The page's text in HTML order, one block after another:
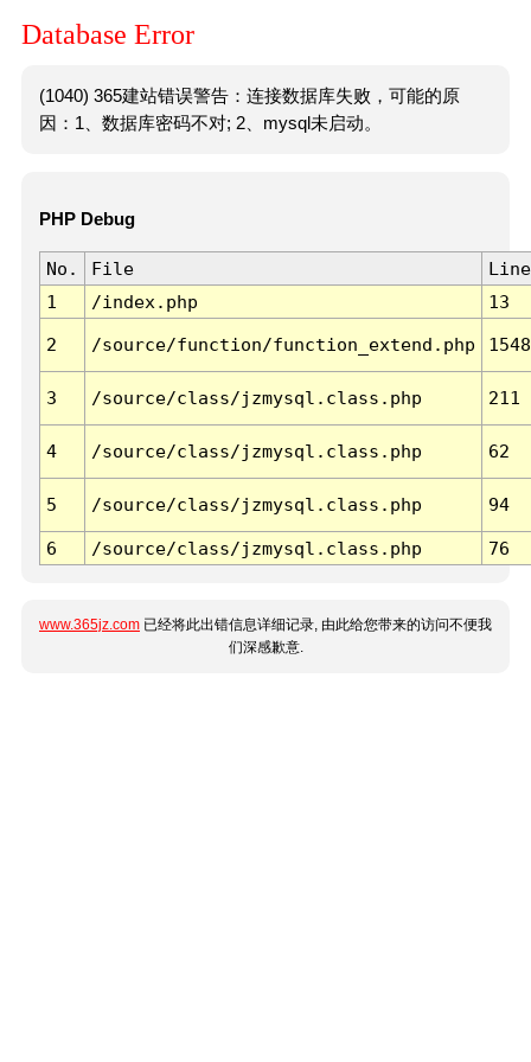
Database Error
(1040) 365建站错误警告：连接数据库失败，可能的原
因：1、数据库密码不对; 2、mysql未启动。
PHP Debug
No. File
Line
1
/index.php 13
2 /source/function/function_extend.php 1548
3 /source/class/jzmysql.class.php 211
4 /source/class/jzmysql.class.php 62
5 /source/class/jzmysql.class.php 94
6 /source/class/jzmysql.class.php 76
www.365jz.com 已经将此出错信息详细记录, 由此给您带来的访问不便我
们深感歉意.